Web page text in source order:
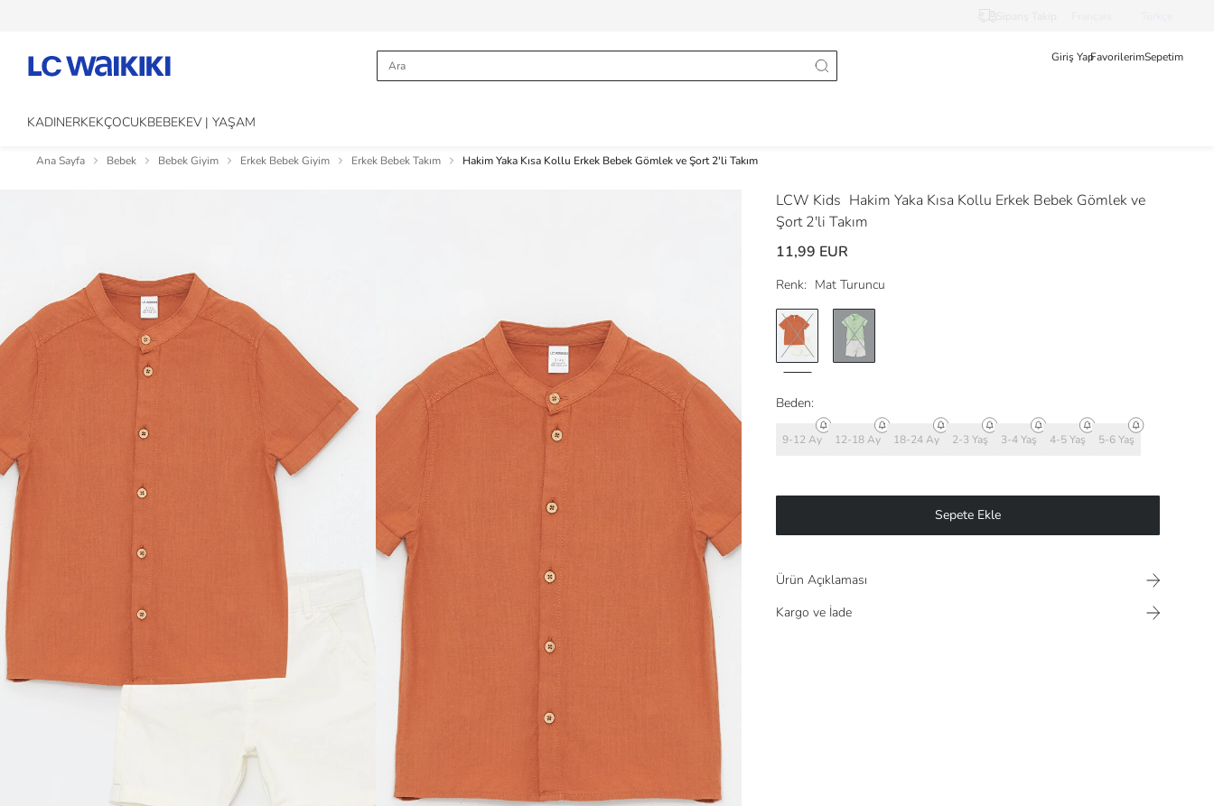
Giriş YapFavorilerimSepetim
KADINERKEKÇOCUKBEBEKEV | YAŞAM
Ana Sayfa Bebek Bebek Giyim Erkek Bebek Giyim Erkek Bebek Takım Hakim Yaka Kısa Kollu Erkek Bebek Gömlek ve Şort 2'li Takım
LCW Kids Hakim Yaka Kısa Kollu Erkek Bebek Gömlek ve
Şort 2'li Takım
11,99 EUR
Renk: Mat Turuncu
Beden:
9-12 Ay 12-18 Ay 18-24 Ay 2-3 Yaş 3-4 Yaş 4-5 Yaş 5-6 Yaş
Sepete Ekle
Ürün Açıklaması
Kargo ve İade